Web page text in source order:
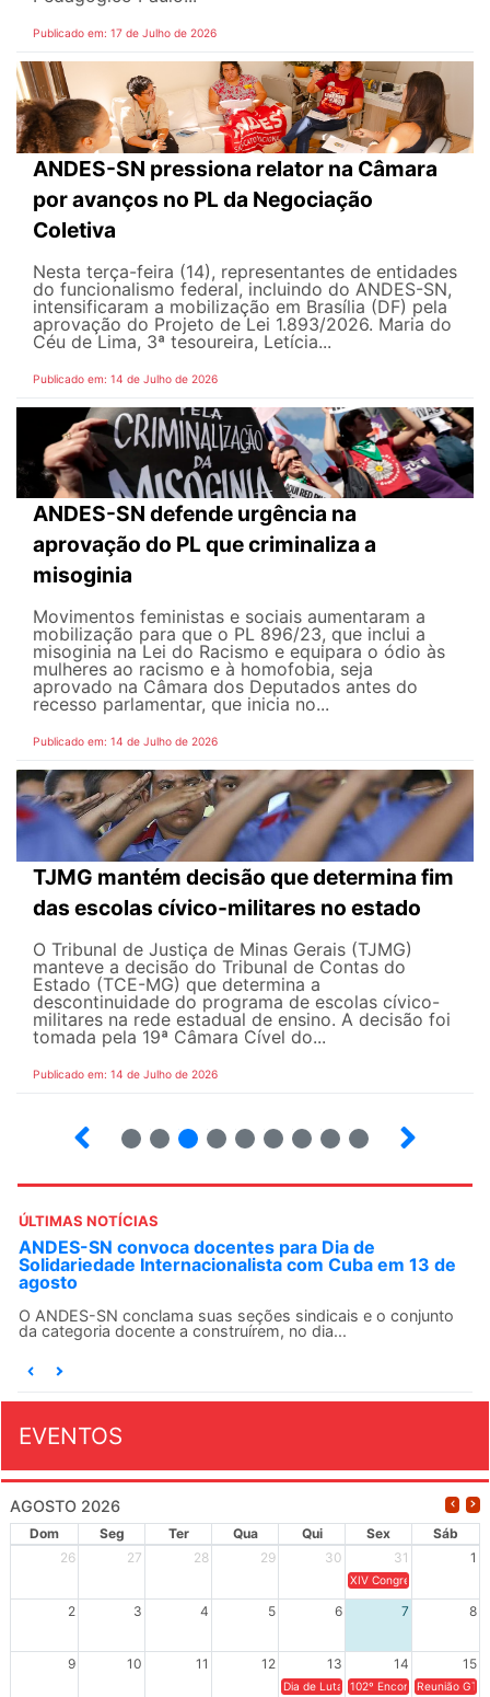
Publicado em: 17 de Julho de 2026
ANDES-SN pressiona relator na Câmara
por avanços no PL da Negociação
Coletiva
Nesta terça-feira (14), representantes de entidades
do funcionalismo federal, incluindo do ANDES-SN,
intensificaram a mobilização em Brasília (DF) pela
aprovação do Projeto de Lei 1.893/2026. Maria do
Céu de Lima, 3ª tesoureira, Letícia...
Publicado em: 14 de Julho de 2026
ANDES-SN defende urgência na
aprovação do PL que criminaliza a
misoginia
Movimentos feministas e sociais aumentaram a
mobilização para que o PL 896/23, que inclui a
misoginia na Lei do Racismo e equipara o ódio às
mulheres ao racismo e à homofobia, seja
aprovado na Câmara dos Deputados antes do
recesso parlamentar, que inicia no...
Publicado em: 14 de Julho de 2026
TJMG mantém decisão que determina fim
das escolas cívico-militares no estado
O Tribunal de Justiça de Minas Gerais (TJMG)
manteve a decisão do Tribunal de Contas do
Estado (TCE-MG) que determina a
descontinuidade do programa de escolas cívico-
militares na rede estadual de ensino. A decisão foi
tomada pela 19ª Câmara Cível do...
Publicado em: 14 de Julho de 2026
ÚLTIMAS NOTÍCIAS
ANDES-SN convoca docentes para Dia de
Solidariedade Internacionalista com Cuba em 13 de
agosto
O ANDES-SN conclama suas seções sindicais e o conjunto
da categoria docente a construírem, no dia...
EVENTOS
AGOSTO 2026
Dom Seg Ter Qua Qui Sex
Sáb
26
27 28 29 30 31 1
XIV Congresso Brasileiro
2 3 4 5 6 7 8
9 10 11 12 13 14 15
Dia de Luta em Defesa de Cuba e da
102º Encontro da
Reunião